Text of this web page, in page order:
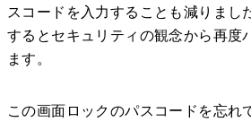
スコードを入力することも減りまし
するとセキュリティの観念から再度
ます。
この画面ロックのパスコードを忘れ